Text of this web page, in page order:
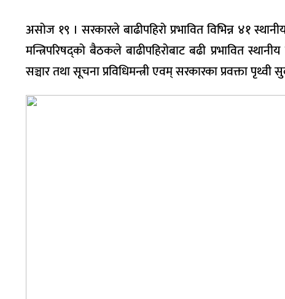
असोज १९ । सरकारले बाढीपहिरो प्रभावित विभिन्न ४१
मन्त्रिपरिषद्को बैठकले बाढीपहिरोबाट बढी प्रभावित
सञ्चार तथा सूचना प्रविधिमन्त्री एवम् सरकारका प्रवक्ता